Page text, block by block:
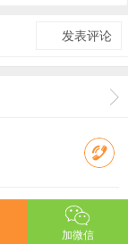
加微信
发表评论